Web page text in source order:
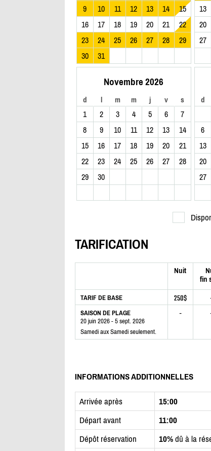
9
10 11 12 13 14
15
16
17 18 19 20 21
22
23
24 25 26 27 28
29
30
31
13
20
27
Novembre 2026
d l m m j v s
1 2 3 4 5 6
7
8
9 10 11 12 13
14
15
16 17 18 19 20
21
22
23 24 25 26 27
28
29
30
d
6
13
20
27
TARIFICATION
Nuit
fin
TARIF DE BASE 250$
SAISON DE PLAGE
20 juin 2026 - 5 sept. 2026
Samedi aux Samedi seulement.
-
INFORMATIONS ADDITIONNELLES
Arrivée après
15:00
Départ avant
11:00
Dépôt réservation
10%dû à la